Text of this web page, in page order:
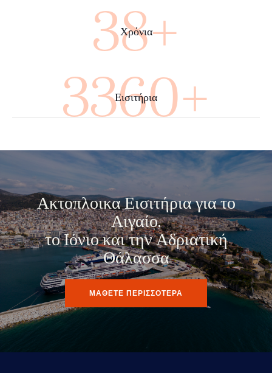
45+
Χρόνια
4000+
Εισιτήρια
Ακτοπλοικα Εισιτήρια για το
Αιγαίο,
το Ιόνιο και την Αδριατική
Θάλασσα
ΜΑΘΕΤΕ ΠΕΡΙΣΣΟΤΕΡΑ